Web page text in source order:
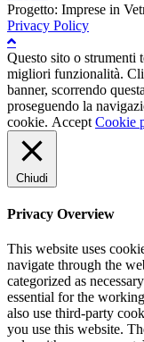
Progetto: Imprese in
Privacy Policy
Questo sito o strumenti
migliori funzionalità.
banner, scorrendo
proseguendo la
cookie. Accept Cookie
Chiudi
Privacy Overview
This website uses
navigate through the
categorized as
essential for the
also use third-party
you use this website.